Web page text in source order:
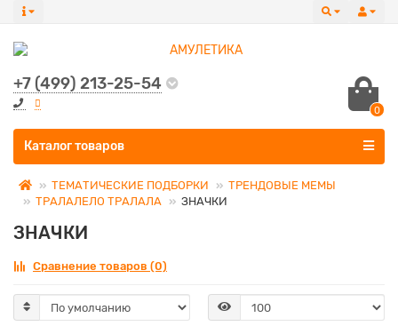
+7 (499) 213-25-54
0
Все категории
Каталог товаров
ТЕМАТИЧЕСКИЕ ПОДБОРКИ
ТРЕНДОВЫЕ МЕМЫ
ТРАЛАЛЕЛО ТРАЛАЛА
ЗНАЧКИ
ЗНАЧКИ
Сравнение товаров (0)